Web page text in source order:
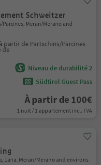
Schweitzer
Parcines, Meran/Merano and
à partir de Partschins/Parcines
de
Niveau de durabilité 2
Südtirol Guest Pass
À partir de 100€
1 nuit / 1 appartement incl. TVA
Lana, Meran/Merano and environs